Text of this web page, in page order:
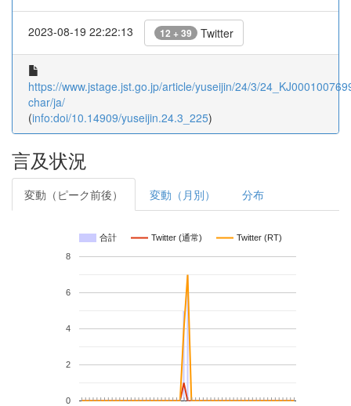
2023-08-19 22:22:13 12 + 39 Twitter
https://www.jstage.jst.go.jp/article/yuseijin/24/3/
char/ja/
(info:doi/10.14909/yuseijin.24.3_225)
言及状況
変動（ピーク前後） 変動（月別） 分布
合計 Twitter (通常) Twitter (RT)
0
2
4
6
8